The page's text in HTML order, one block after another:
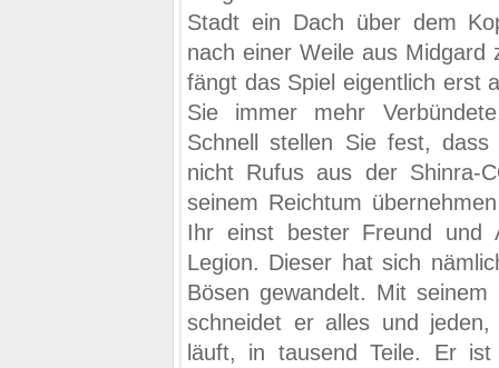
Stadt ein Dach über dem
nach einer Weile aus
fängt das Spiel eigentlich erst
Sie immer mehr
Schnell stellen Sie fest,
nicht Rufus aus der Shinra-
seinem Reichtum
Ihr einst bester Freund und
Legion. Dieser hat sich
Bösen gewandelt. Mit
schneidet er alles und
läuft, in tausend Teile. Er